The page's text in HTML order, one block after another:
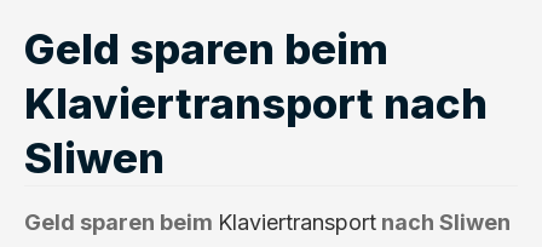
Geld sparen beim
Klaviertransport nach
Sliwen
Geld sparen beim Klaviertransport nach Sliwen